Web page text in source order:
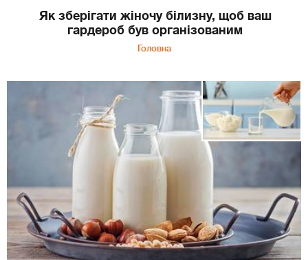
Як зберігати жіночу білизну, щоб ваш
гардероб був організованим
Головна